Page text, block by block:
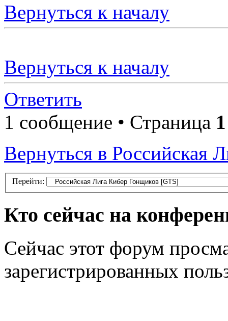
Вернуться к началу
Вернуться к началу
Ответить
1 сообщение • Страница 1
Вернуться в Российская
Перейти:
Кто сейчас на
Сейчас этот форум
зарегистрированных